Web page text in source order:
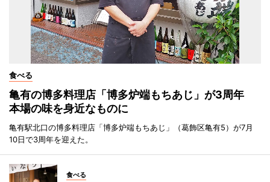
食べる
亀有の博多料理店「博多炉端もちあじ」が3周年
本場の味を身近なものに
亀有駅北口の博多料理店「博多炉端もちあじ」（葛飾区亀有5）が7月
10日で3周年を迎えた。
食べる